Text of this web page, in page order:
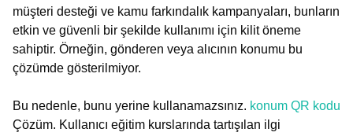
müşteri desteği ve kamu farkındalık kampanyaları, bunların
etkin ve güvenli bir şekilde kullanımı için kilit öneme
sahiptir. Örneğin, gönderen veya alıcının konumu bu
çözümde gösterilmiyor.
Bu nedenle, bunu yerine kullanamazsınız. konum QR kodu
Çözüm. Kullanıcı eğitim kurslarında tartışılan ilgi